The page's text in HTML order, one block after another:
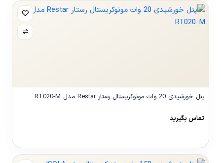
پنل خورشیدی 20 وات مونوکریستال رستار Restar مدل RT020-M
تماس بگیرید